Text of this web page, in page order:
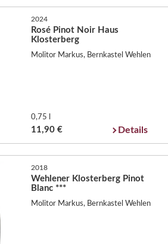
2024
Rosé Pinot Noir Haus
Klosterberg
Molitor Markus, Bernkastel Wehlen
0,75 l
11,90 € Details
2018
Wehlener Klosterberg Pinot
Blanc ***
Molitor Markus, Bernkastel Wehlen